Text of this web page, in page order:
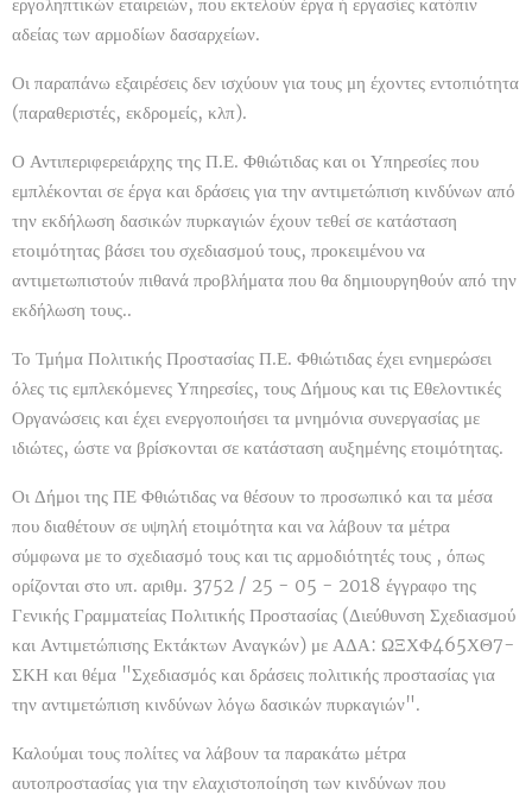
αδείας των αρμοδίων δασαρχείων.
Οι παραπάνω εξαιρέσεις δεν ισχύουν για τους μη έχοντες εντοπιότητα
(παραθεριστές, εκδρομείς, κλπ).
Ο Αντιπεριφερειάρχης της Π.Ε. Φθιώτιδας και οι Υπηρεσίες που
εμπλέκονται σε έργα και δράσεις για την αντιμετώπιση κινδύνων από
την εκδήλωση δασικών πυρκαγιών έχουν τεθεί σε κατάσταση
ετοιμότητας βάσει του σχεδιασμού τους, προκειμένου να
αντιμετωπιστούν πιθανά προβλήματα που θα δημιουργηθούν από την
εκδήλωση τους..
Το Τμήμα Πολιτικής Προστασίας Π.Ε. Φθιώτιδας έχει ενημερώσει
όλες τις εμπλεκόμενες Υπηρεσίες, τους Δήμους και τις Εθελοντικές
Οργανώσεις και έχει ενεργοποιήσει τα μνημόνια συνεργασίας με
ιδιώτες, ώστε να βρίσκονται σε κατάσταση αυξημένης ετοιμότητας.
Οι Δήμοι της ΠΕ Φθιώτιδας να θέσουν το προσωπικό και τα μέσα
που διαθέτουν σε υψηλή ετοιμότητα και να λάβουν τα μέτρα
σύμφωνα με το σχεδιασμό τους και τις αρμοδιότητές τους , όπως
ορίζονται στο υπ. αριθμ. 3752 / 25 - 05 - 2018 έγγραφο της
Γενικής Γραμματείας Πολιτικής Προστασίας (Διεύθυνση Σχεδιασμού
και Αντιμετώπισης Εκτάκτων Αναγκών) με ΑΔΑ: ΩΞΧΦ465ΧΘ7-
ΣΚΗ και θέμα "Σχεδιασμός και δράσεις πολιτικής προστασίας για
την αντιμετώπιση κινδύνων λόγω δασικών πυρκαγιών".
Καλούμαι τους πολίτες να λάβουν τα παρακάτω μέτρα
αυτοπροστασίας για την ελαχιστοποίηση των κινδύνων που